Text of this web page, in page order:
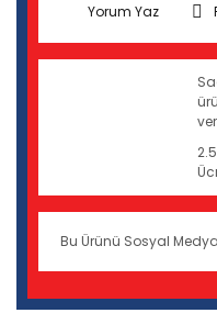
Yorum Yaz
Bu Ürünü Sosyal